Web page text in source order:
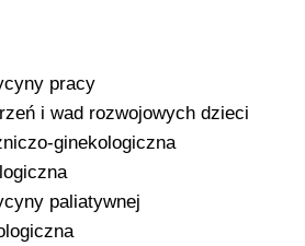
pracy
i wad rozwojowych dzieci
ginekologiczna
paliatywnej